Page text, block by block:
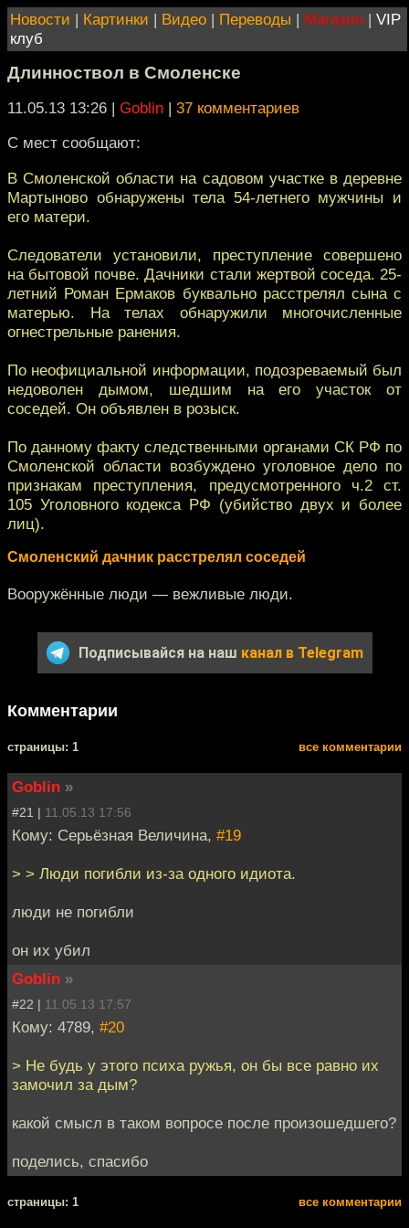
Новости | Картинки | Видео | Переводы | Магазин | VIP
клуб
Длинноствол в Смоленске
11.05.13 13:26 | Goblin | 37 комментариев
С мест сообщают:
В Смоленской области на садовом участке в деревне
Мартыново обнаружены тела 54-летнего мужчины и
его матери.
Следователи установили, преступление совершено
на бытовой почве. Дачники стали жертвой соседа. 25-
летний Роман Ермаков буквально расстрелял сына с
матерью. На телах обнаружили многочисленные
огнестрельные ранения.
По неофициальной информации, подозреваемый был
недоволен дымом, шедшим на его участок от
соседей. Он объявлен в розыск.
По данному факту следственными органами СК РФ по
Смоленской области возбуждено уголовное дело по
признакам преступления, предусмотренного ч.2 ст.
105 Уголовного кодекса РФ (убийство двух и более
лиц).
Смоленский дачник расстрелял соседей
Вооружённые люди — вежливые люди.
Подписывайся на наш канал в Telegram
Комментарии
cтраницы: 1 все комментарии
Goblin »
#21 | 11.05.13 17:56
Кому: Серьёзная Величина, #19
> > Люди погибли из-за одного идиота.
люди не погибли
он их убил
Goblin »
#22 | 11.05.13 17:57
Кому: 4789, #20
> Не будь у этого психа ружья, он бы все равно их
замочил за дым?
какой смысл в таком вопросе после произошедшего?
поделись, спасибо
cтраницы: 1 все комментарии